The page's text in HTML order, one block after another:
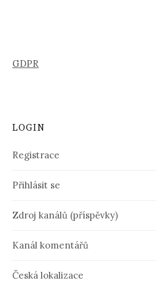
GDPR
LOGIN
Registrace
Přihlásit se
Zdroj kanálů (příspěvky)
Kanál komentářů
Česká lokalizace